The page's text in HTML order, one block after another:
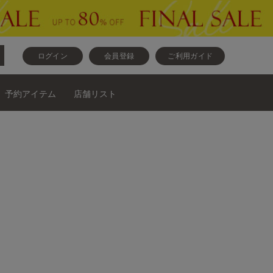
ログイン 会員登録 ご利用ガイド
予約アイテム 店舗リスト